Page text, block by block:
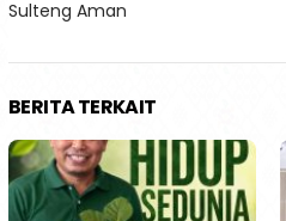
Sulteng Aman
BERITA TERKAIT